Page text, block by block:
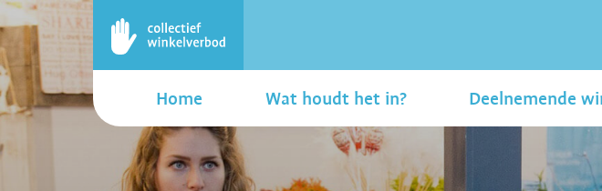
Home Wat houdt het in? Deelnemende